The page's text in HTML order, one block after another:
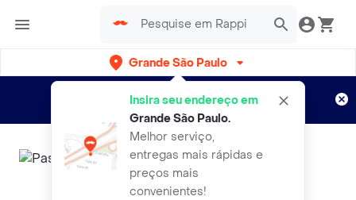
Grande São Paulo
Insira seu endereço em
Grande São Paulo.
Melhor serviço,
entregas mais rápidas e
preços mais
convenientes!
Entregas grátis por 15 dias!
Aplicam T&C